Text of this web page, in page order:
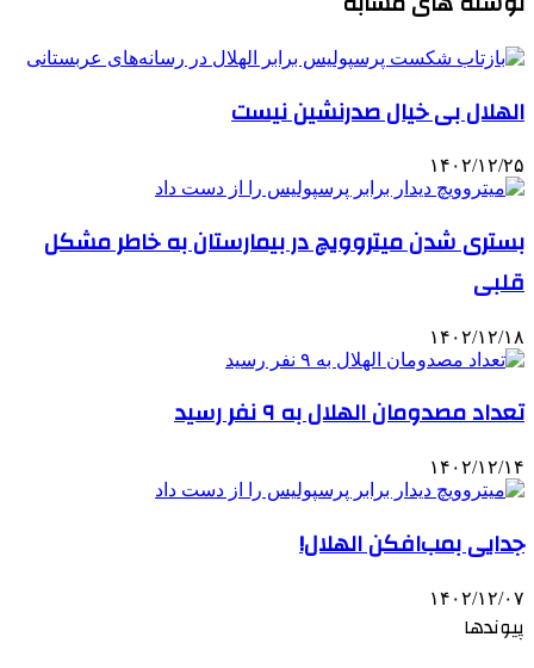
الهلال بی خیال صدرنشین نیست
۱۴۰۲/۱۲/۲۵
بستری شدن میتروویچ در بیمارستان به خاطر مشکل
قلبی
۱۴۰۲/۱۲/۱۸
تعداد مصدومان الهلال به ۹ نفر رسید
۱۴۰۲/۱۲/۱۴
جدایی بمب‌افکن الهلال!
۱۴۰۲/۱۲/۰۷
پیوندها